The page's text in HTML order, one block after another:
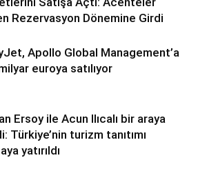
Rezervasyon Dönemine Girdi
Apollo Global Management’a
euroya satılıyor
Ersoy ile Acun Ilıcalı bir araya
Türkiye’nin turizm tanıtımı
yatırıldı